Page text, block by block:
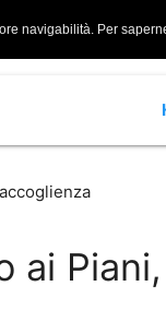
navigabilità. Per
ai